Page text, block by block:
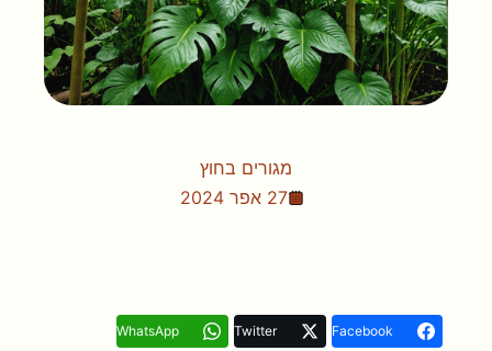
מגורים בחוץ
27 אפר 2024
Facebook
Twitter
WhatsApp